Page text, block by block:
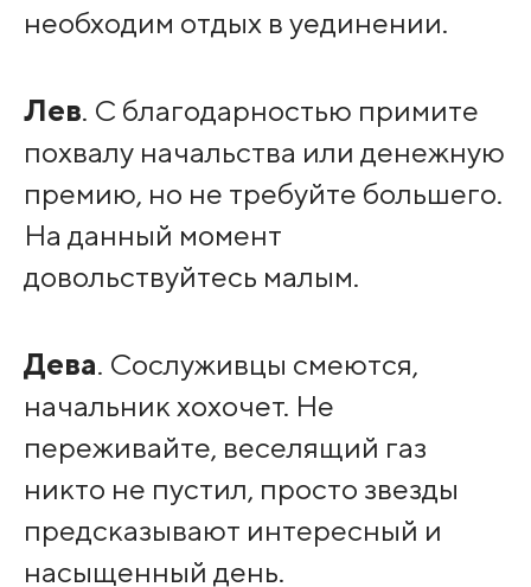
необходим отдых в уединении.
Лев. С благодарностью примите
похвалу начальства или денежную
премию, но не требуйте большего.
На данный момент
довольствуйтесь малым.
Дева. Сослуживцы смеются,
начальник хохочет. Не
переживайте, веселящий газ
никто не пустил, просто звезды
предсказывают интересный и
насыщенный день.